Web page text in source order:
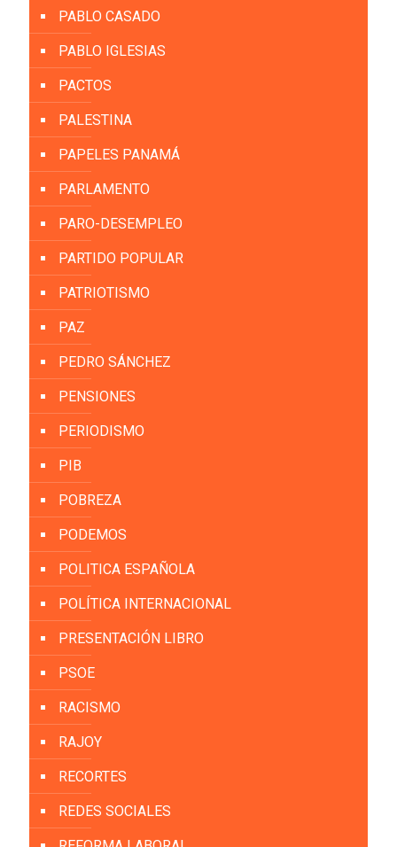
PABLO CASADO
PABLO IGLESIAS
PACTOS
PALESTINA
PAPELES PANAMÁ
PARLAMENTO
PARO-DESEMPLEO
PARTIDO POPULAR
PATRIOTISMO
PAZ
PEDRO SÁNCHEZ
PENSIONES
PERIODISMO
PIB
POBREZA
PODEMOS
POLITICA ESPAÑOLA
POLÍTICA INTERNACIONAL
PRESENTACIÓN LIBRO
PSOE
RACISMO
RAJOY
RECORTES
REDES SOCIALES